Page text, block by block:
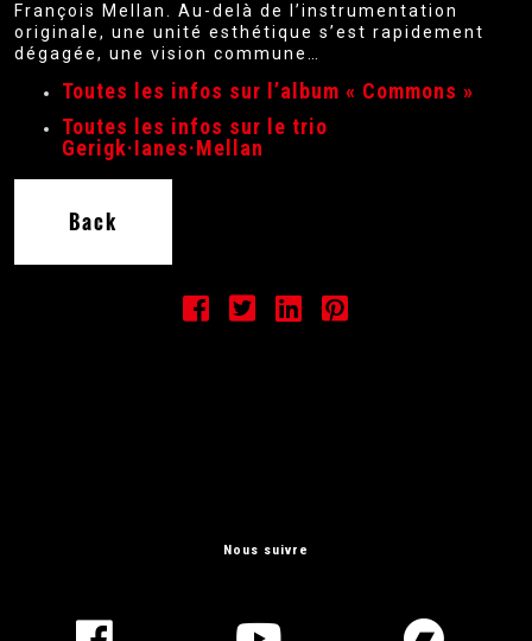
François Mellan. Au-delà de l’instrumentation
originale, une unité esthétique s’est rapidement
dégagée, une vision commune…
Toutes les infos sur l’album « Commons »
Toutes les infos sur le trio
Gerigk·Ianes·Mellan
Back
Nous suivre